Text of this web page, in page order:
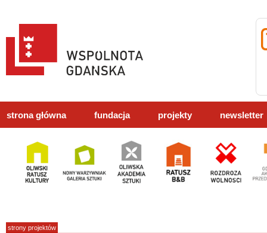
strona główna fundacja projekty newsletter
strony projektów